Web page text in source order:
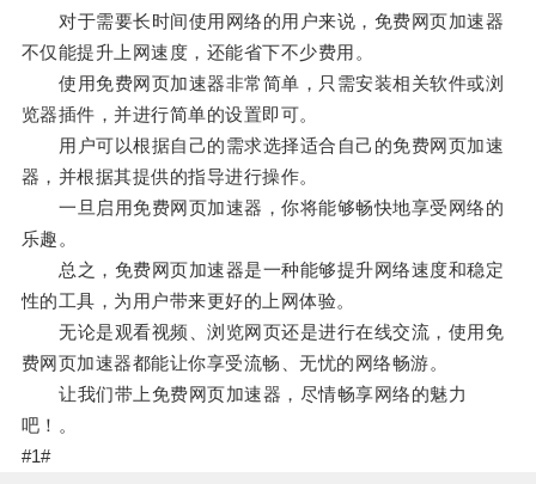
对于需要长时间使用网络的用户来说，免费网页加速器
不仅能提升上网速度，还能省下不少费用。
使用免费网页加速器非常简单，只需安装相关软件或浏
览器插件，并进行简单的设置即可。
用户可以根据自己的需求选择适合自己的免费网页加速
器，并根据其提供的指导进行操作。
一旦启用免费网页加速器，你将能够畅快地享受网络的
乐趣。
总之，免费网页加速器是一种能够提升网络速度和稳定
性的工具，为用户带来更好的上网体验。
无论是观看视频、浏览网页还是进行在线交流，使用免
费网页加速器都能让你享受流畅、无忧的网络畅游。
让我们带上免费网页加速器，尽情畅享网络的魅力
吧！。
#1#